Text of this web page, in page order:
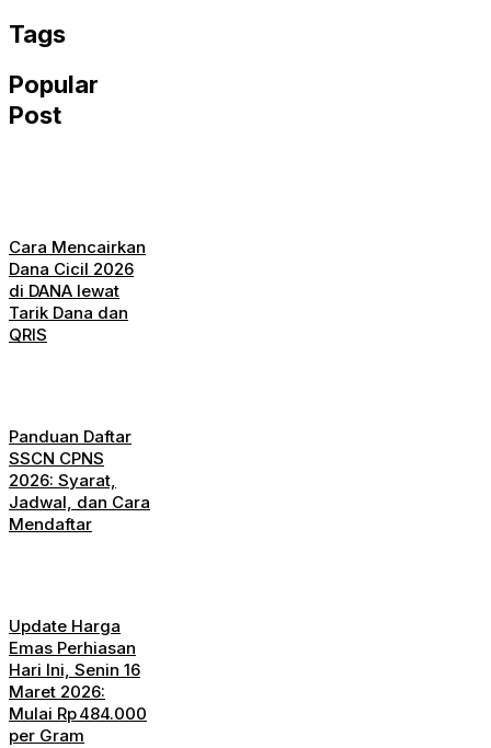
Tags
Popular
Post
Cara Mencairkan
Dana Cicil 2026
di DANA lewat
Tarik Dana dan
QRIS
Panduan Daftar
SSCN CPNS
2026: Syarat,
Jadwal, dan Cara
Mendaftar
Update Harga
Emas Perhiasan
Hari Ini, Senin 16
Maret 2026:
Mulai Rp 484.000
per Gram